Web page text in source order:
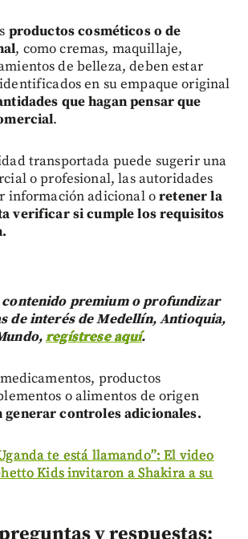
productos cosméticos o de
, como cremas, maquillaje,
de belleza, deben estar
en su empaque original
que hagan pensar que
.
transportada puede sugerir una
o profesional, las autoridades
información adicional oretener la
verificar si cumple los requisitos
premium o profundizar
de interés de Medellín, Antioquia,
regístrese aquí.
productos
o alimentos de origen
generar controles adicionales.
te está llamando”: El video
Kids invitaron a Shakira a su
y respuestas: